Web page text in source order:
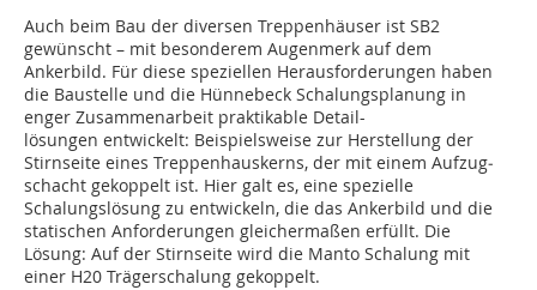
Auch beim Bau der diversen Treppenhäuser ist SB2
gewünscht – mit besonderem Augenmerk auf dem
Ankerbild. Für diese speziellen Herausforderungen haben
die Baustelle und die Hünnebeck Schalungsplanung in
enger Zusammenarbeit praktikable Detail-
lösungen entwickelt: Bei­spielsweise zur Herstellung der
Stirnseite eines Treppenhauskerns, der mit einem Aufzug­
schacht gekoppelt ist. Hier galt es, eine spezielle
Schalungslösung zu entwickeln, die das Ankerbild und die
statischen Anforderungen gleichermaßen erfüllt. Die
Lösung: Auf der Stirnseite wird die Manto Schalung mit
einer H20 Trägerschalung gekoppelt.